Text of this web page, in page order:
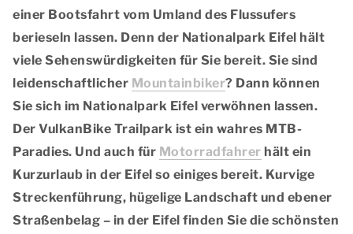
einer Bootsfahrt vom Umland des Flussufers
berieseln lassen. Denn der Nationalpark Eifel hält
viele Sehenswürdigkeiten für Sie bereit. Sie sind
leidenschaftlicher Mountainbiker? Dann können
Sie sich im Nationalpark Eifel verwöhnen lassen.
Der VulkanBike Trailpark ist ein wahres MTB-
Paradies. Und auch für Motorradfahrer hält ein
Kurzurlaub in der Eifel so einiges bereit. Kurvige
Streckenführung, hügelige Landschaft und ebener
Straßenbelag – in der Eifel finden Sie die schönsten